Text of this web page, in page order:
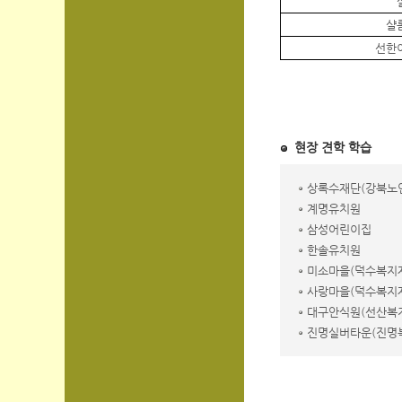
샬
선한
현장 견학 학습
상록수재단(강북노
계명유치원
삼성어린이집
한솔유치원
미소마을(덕수복지
사랑마을(덕수복지
대구안식원(선산복
진명실버타운(진명